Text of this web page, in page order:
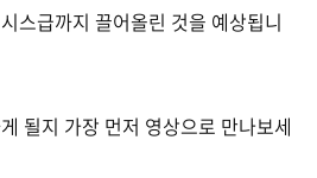
스급까지 끌어올린 것을 예상됩니
될지 가장 먼저 영상으로 만나보세